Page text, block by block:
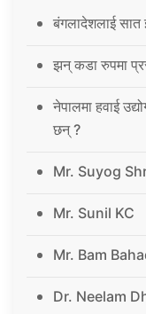
बंगलादेशलाई सात
झन् कडा रुपमा
नेपालमा हवाई
छन् ?
Mr. Suyog
Mr. Sunil KC
Mr. Bam
Dr. Neelam